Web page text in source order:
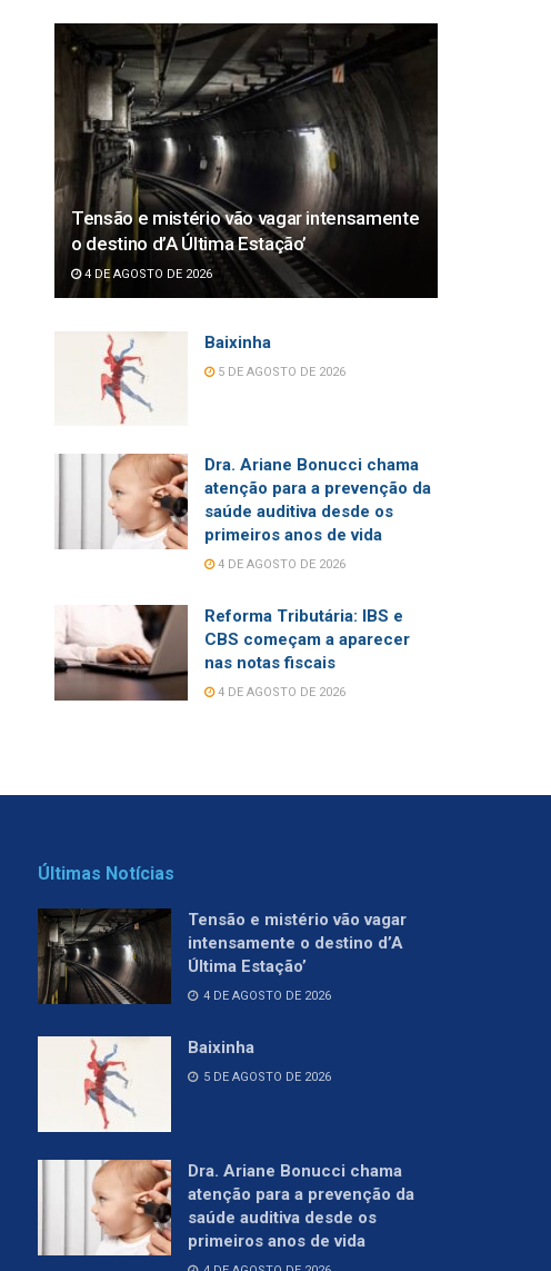
Tensão e mistério vão vagar intensamente
o destino d’A Última Estação’
4 DE AGOSTO DE 2026
Baixinha
5 DE AGOSTO DE 2026
Dra. Ariane Bonucci chama
atenção para a prevenção da
saúde auditiva desde os
primeiros anos de vida
4 DE AGOSTO DE 2026
Reforma Tributária: IBS e
CBS começam a aparecer
nas notas fiscais
4 DE AGOSTO DE 2026
Últimas Notícias
Tensão e mistério vão vagar
intensamente o destino d’A
Última Estação’
4 DE AGOSTO DE 2026
Baixinha
5 DE AGOSTO DE 2026
Dra. Ariane Bonucci chama
atenção para a prevenção da
saúde auditiva desde os
primeiros anos de vida